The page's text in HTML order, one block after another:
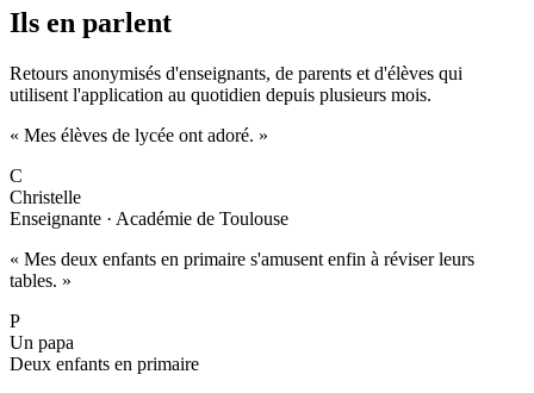
Ils en parlent
Retours anonymisés d'enseignants, de parents et d'élèves qui
utilisent l'application au quotidien depuis plusieurs mois.
« Mes élèves de lycée ont adoré. »
C
Christelle
Enseignante · Académie de Toulouse
« Mes deux enfants en primaire s'amusent enfin à réviser leurs
tables. »
P
Un papa
Deux enfants en primaire